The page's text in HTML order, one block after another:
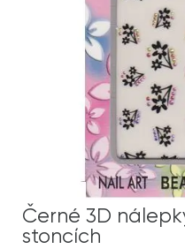
Černé 3D
stoncích